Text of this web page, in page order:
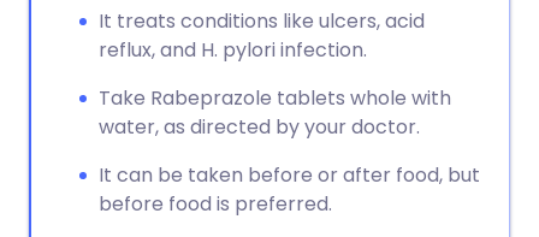
It treats conditions like ulcers, acid
reflux, and H. pylori infection.
Take Rabeprazole tablets whole with
water, as directed by your doctor.
It can be taken before or after food, but
before food is preferred.